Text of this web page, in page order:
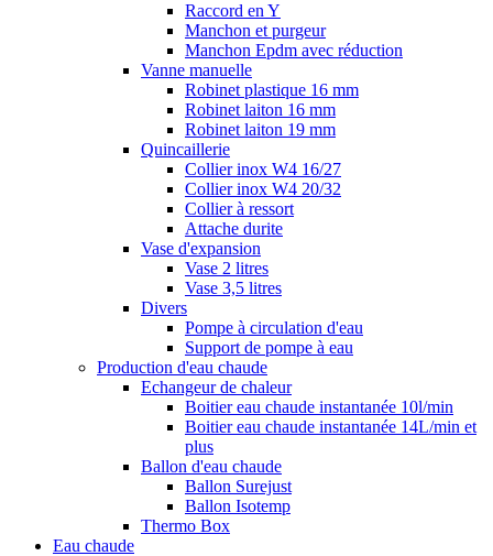
Raccord en Y
Manchon et purgeur
Manchon Epdm avec réduction
Vanne manuelle
Robinet plastique 16 mm
Robinet laiton 16 mm
Robinet laiton 19 mm
Quincaillerie
Collier inox W4 16/27
Collier inox W4 20/32
Collier à ressort
Attache durite
Vase d'expansion
Vase 2 litres
Vase 3,5 litres
Divers
Pompe à circulation d'eau
Support de pompe à eau
Production d'eau chaude
Echangeur de chaleur
Boitier eau chaude instantanée 10l/min
Boitier eau chaude instantanée 14L/min et
plus
Ballon d'eau chaude
Ballon Surejust
Ballon Isotemp
Thermo Box
Eau chaude